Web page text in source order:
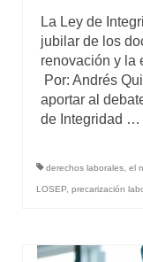
La Ley de
jubilar de los
renovación y la
Por: Andrés
aportar al
de Integridad …
derechos laborales el
LOSEP precarización